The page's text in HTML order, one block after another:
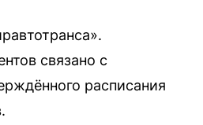
связано с
расписания